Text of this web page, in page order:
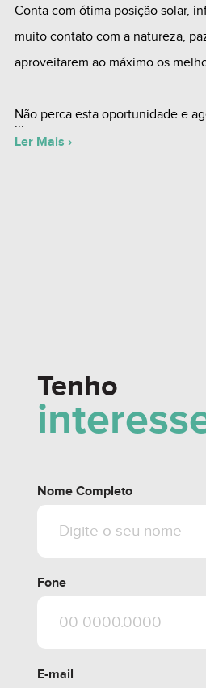
Conta com ótima posição solar,
muito contato com a natureza,
aproveitarem ao máximo os
Não perca esta oportunidade e
um de nossos corretores.
Ler Mais ›
Tenho
Nome Completo
Fone
E-mail